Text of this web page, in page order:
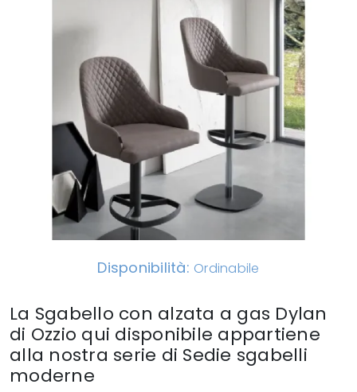
Disponibilità: Ordinabile
La Sgabello con alzata a gas Dylan
di Ozzio qui disponibile appartiene
alla nostra serie di Sedie sgabelli
moderne